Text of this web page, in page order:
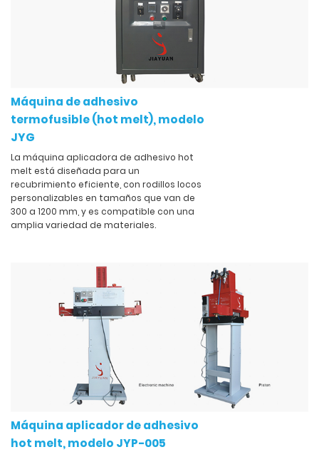
Máquina de adhesivo
termofusible (hot melt), modelo
JYG
La máquina aplicadora de adhesivo hot
melt está diseñada para un
recubrimiento eficiente, con rodillos locos
personalizables en tamaños que van de
300 a 1200 mm, y es compatible con una
amplia variedad de materiales.
Máquina aplicador de adhesivo
hot melt, modelo JYP-005